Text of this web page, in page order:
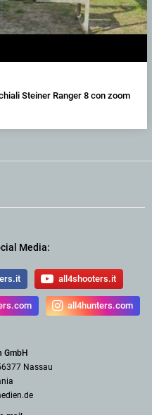
Steiner Ranger 8 con zoom
Media:
all4shooters.it
all4hunters.com
GmbH
Nassau